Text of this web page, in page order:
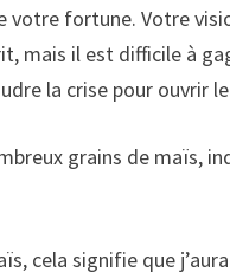
fortune. Votre
mais il est difficile à
la crise pour ouvrir
grains de maïs,
cela signifie que